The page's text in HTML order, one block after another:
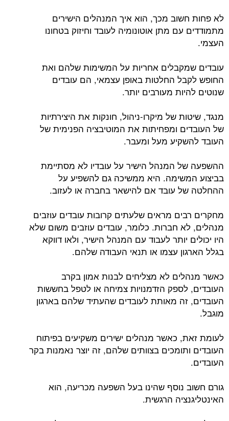
לא פחות חשוב מכך, הוא איך המנהלים הישירים
מתמודדים עם מתן אוטונומיה לעובד וחיזוק בטחונו
העצמי.
עובדים שמקבלים אחריות על המשימות שלהם ואת
החופש לקבל החלטות באופן עצמאי, הם עובדים
שנוטים להיות מעורבים יותר.
מנגד, שיטות של מיקרו-ניהול, חונקות את היצירתיות
של העובדים ומפחיתות את המוטיבציה הפנימית של
העובד להשקיע מעל ומעבר.
ההשפעה של המנהל הישיר על עובדיו לא מסתיימת
בביצוע המשימה. היא ממשיכה גם להשפיע על
ההחלטה של ​​עובד אם להישאר בחברה או לעזוב.
מחקרים רבים מראים שלעתים קרובות עובדים עוזבים
מנהלים, לא חברות. כלומר, עובדים עוזבים משום שלא
היו יכולים יותר לעבוד עם המנהל הישיר, ולאו דווקא
בגלל הארגון עצמו או תנאי העבודה שלהם.
כאשר מנהלים לא מצליחים לבנות אמון בקרב
העובדים, לספק הזדמנויות צמיחה או לטפל בחששות
העובדים, זה מאותת לעובדים שהעתיד שלהם בארגון
מוגבל.
לעומת זאת, כאשר מנהלים ישירים משקיעים בפיתוח
העובדים ותומכים בצוותים שלהם, זה יוצר נאמנות בקר
העובדים.
גורם חשוב נוסף שהינו בעל השפעה מכריעה, הוא
האינטליגנציה הרגשית.